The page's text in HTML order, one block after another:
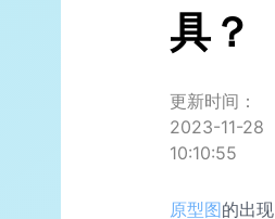
具？
更新时间：
2023-11-28
10:10:55
原型图的出现